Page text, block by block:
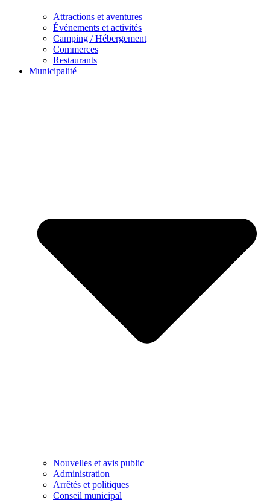
Attractions et aventures
Événements et activités
Camping / Hébergement
Commerces
Restaurants
Municipalité
Nouvelles et avis public
Administration
Arrêtés et politiques
Conseil municipal